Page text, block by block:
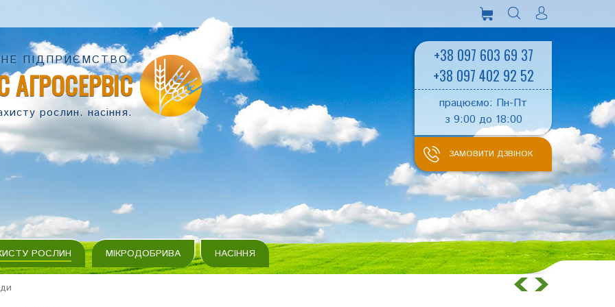
ПІДПРИЄМСТВО
АГРОСЕРВІС
рослин. насіння.
+38 097 603 69 37
+38 097 402 92 52
працюємо: Пн-Пт
з 9:00 до 18:00
ЗАМОВИТИ ДЗВІНОК
РОСЛИН МІКРОДОБРИВА НАСІННЯ